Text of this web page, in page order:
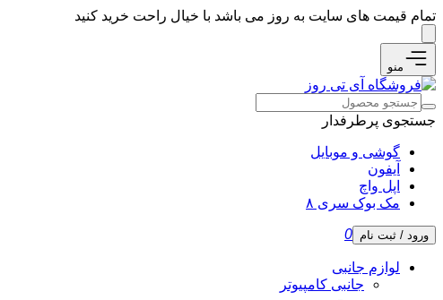
تمام قیمت های سایت به روز می باشد با خیال راحت خرید کنید
منو
جستجوی پرطرفدار
گوشی و موبایل
آیفون
اپل واچ
مک بوک سری ۸
ورود / ثبت نام 0
لوازم جانبی
جانبی کامپیوتر